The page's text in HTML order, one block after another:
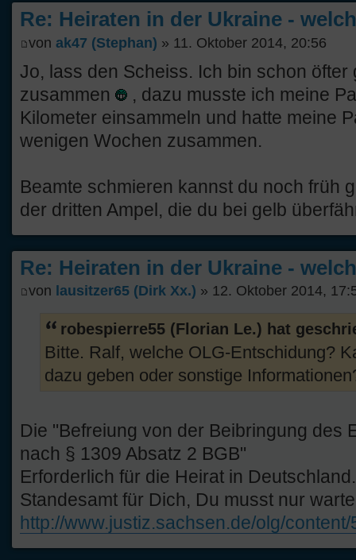
Re: Heiraten in der Ukraine -
von ak47 (Stephan) » 11. Oktober 2014, 20:56
Jo, lass den Scheiss. Ich bin schon
zusammen
, dazu musste ich meine
Kilometer einsammeln und hatte meine
wenigen Wochen zusammen.
Beamte schmieren kannst du noch früh
der dritten Ampel, die du bei gelb
Re: Heiraten in der Ukraine -
von lausitzer65 (Dirk Xx.) » 12. Oktober 2014,
robespierre55 (Florian Le.) hat
Bitte. Ralf, welche OLG-Entschidung?
dazu geben oder sonstige
Die "Befreiung von der Beibringung des
nach § 1309 Absatz 2 BGB"
Erforderlich für die Heirat in
Standesamt für Dich, Du musst nur
http://www.justiz.sachsen.de/olg/content/